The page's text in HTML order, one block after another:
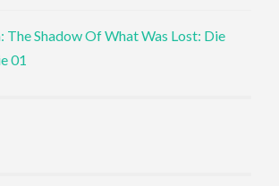
The Shadow Of What Was Lost: Die
01